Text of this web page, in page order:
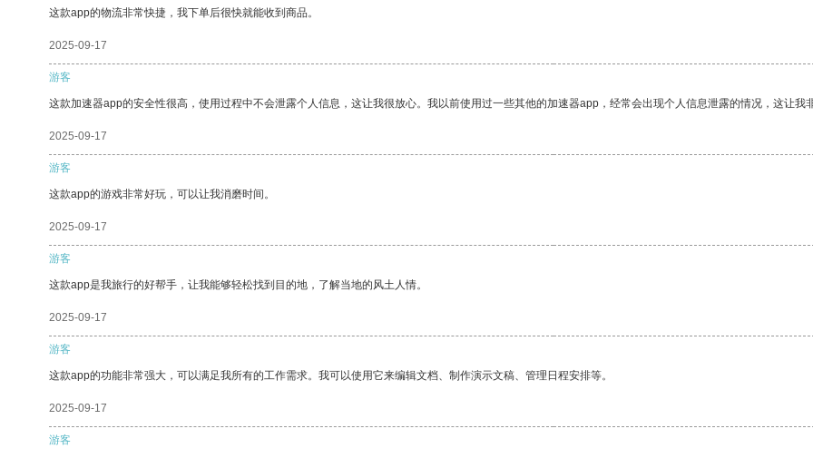
这款app的物流非常快捷，我下单后很快就能收到商品。
2025-09-17
游客
这款加速器app的安全性很高，使用过程中不会泄露个人信息，这让我很放心。我以前使用过一些其他的加速器app，经常会出现个人信息泄露的情况，这让我
2025-09-17
游客
这款app的游戏非常好玩，可以让我消磨时间。
2025-09-17
游客
这款app是我旅行的好帮手，让我能够轻松找到目的地，了解当地的风土人情。
2025-09-17
游客
这款app的功能非常强大，可以满足我所有的工作需求。我可以使用它来编辑文档、制作演示文稿、管理日程安排等。
2025-09-17
游客